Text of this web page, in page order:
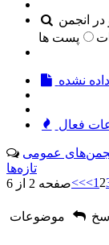
انجمن
پست ها
نشده
فعال
عمومی
تازه‌ها
صفحه 2 از 6<<<1 2
موضوعات